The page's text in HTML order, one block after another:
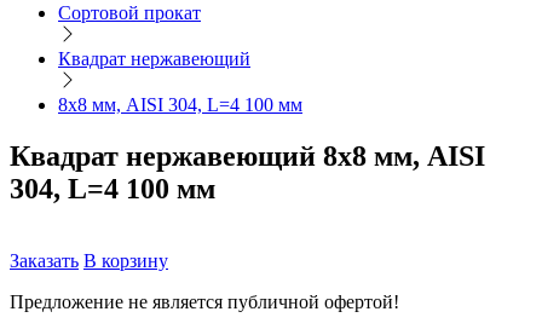
Сортовой прокат
Квадрат нержавеющий
8х8 мм, AISI 304, L=4 100 мм
Квадрат нержавеющий 8х8 мм, AISI
304, L=4 100 мм
Заказать В корзину
Предложение не является публичной офертой!